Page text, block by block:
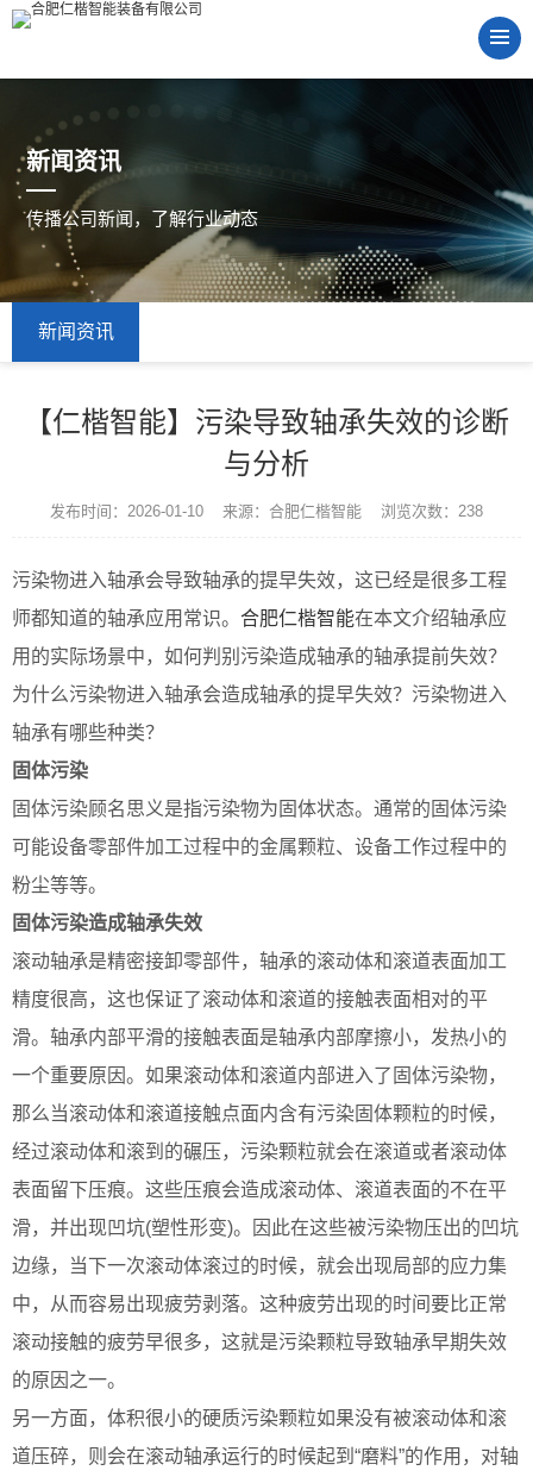
新闻资讯
传播公司新闻，了解行业动态
新闻资讯
【仁楷智能】污染导致轴承失效的诊断
与分析
发布时间：2026-01-10 来源：合肥仁楷智能 浏览次数：238
污染物进入轴承会导致轴承的提早失效，这已经是很多工程
师都知道的轴承应用常识。 合肥仁楷智能在本文介绍轴承应
用的实际场景中，如何判别污染造成轴承的轴承提前失效？
为什么污染物进入轴承会造成轴承的提早失效？污染物进入
轴承有哪些种类？
固体污染
固体污染顾名思义是指污染物为固体状态。通常的固体污染
可能设备零部件加工过程中的金属颗粒、设备工作过程中的
粉尘等等。
固体污染造成轴承失效
滚动轴承是精密接卸零部件，轴承的滚动体和滚道表面加工
精度很高，这也保证了滚动体和滚道的接触表面相对的平
滑。轴承内部平滑的接触表面是轴承内部摩擦小，发热小的
一个重要原因。如果滚动体和滚道内部进入了固体污染物，
那么当滚动体和滚道接触点面内含有污染固体颗粒的时候，
经过滚动体和滚到的碾压，污染颗粒就会在滚道或者滚动体
表面留下压痕。这些压痕会造成滚动体、滚道表面的不在平
滑，并出现凹坑(塑性形变)。因此在这些被污染物压出的凹坑
边缘，当下一次滚动体滚过的时候，就会出现局部的应力集
中，从而容易出现疲劳剥落。这种疲劳出现的时间要比正常
滚动接触的疲劳早很多，这就是污染颗粒导致轴承早期失效
的原因之一。
另一方面，体积很小的硬质污染颗粒如果没有被滚动体和滚
道压碎，则会在滚动轴承运行的时候起到“磨料”的作用，对轴